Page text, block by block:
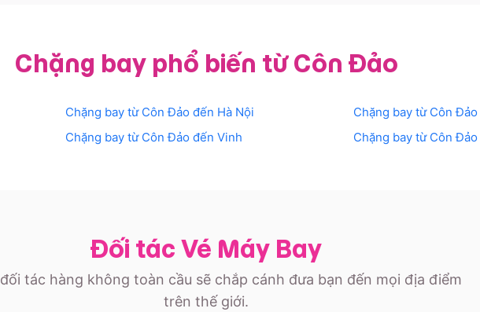
Chặng bay phổ biến từ Côn Đảo
Chặng bay từ Côn Đảo đến Hà Nội Chặng bay từ Côn Đảo
Chặng bay từ Côn Đảo đếnVinh Chặng bay từ Côn Đảo
Đối tác Vé Máy Bay
tác hàng không toàn cầu sẽ chắp cánh đưa bạn đến mọi địa điểm
trên thế giới.